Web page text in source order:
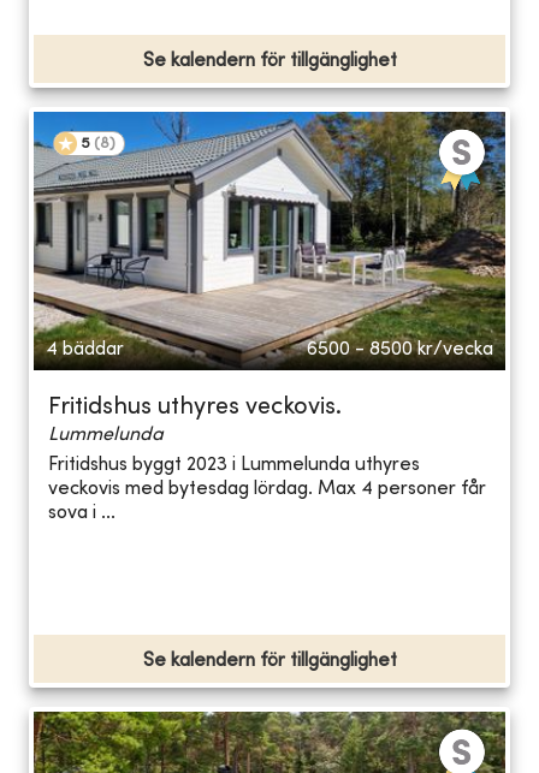
Se kalendern för tillgänglighet
5 (8)
4 bäddar 6500 - 8500 kr/vecka
Fritidshus uthyres veckovis.
Lummelunda
Fritidshus byggt 2023 i Lummelunda uthyres
veckovis med bytesdag lördag. Max 4 personer får
sova i ...
Se kalendern för tillgänglighet